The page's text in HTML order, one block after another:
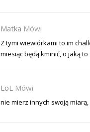
Matka Mówi
Z tymi wiewiórkami to im
miesiąc będą kminić, o jaką to
LoL Mówi
nie mierz innych swoją